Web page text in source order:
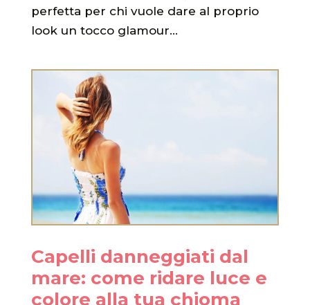
perfetta per chi vuole dare al proprio
look un tocco glamour...
Capelli danneggiati dal
mare: come ridare luce e
colore alla tua chioma